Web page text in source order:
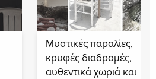
Μυστικές παραλίες,
κρυφές διαδρομές,
αυθεντικά χωριά και